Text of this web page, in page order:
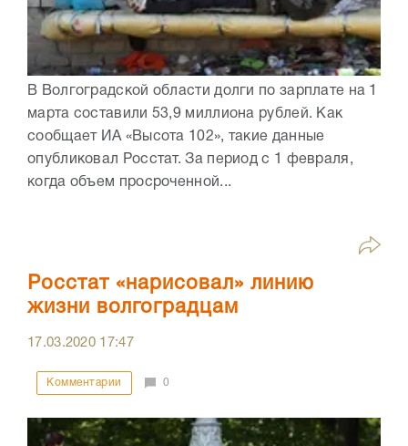
В Волгоградской области долги по зарплате на 1
марта составили 53,9 миллиона рублей. Как
сообщает ИА «Высота 102», такие данные
опубликовал Росстат. За период с 1 февраля,
когда объем просроченной...
Росстат «нарисовал» линию
жизни волгоградцам
17.03.2020 17:47
Комментарии 0